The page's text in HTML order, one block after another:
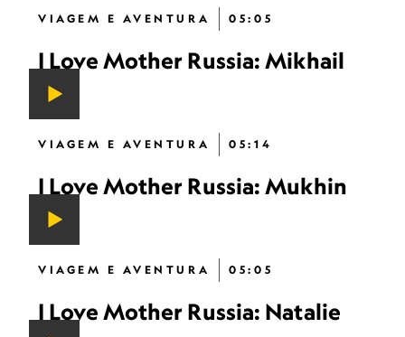
VIAGEM E AVENTURA 05:05
I Love Mother Russia: Mikhail
VIAGEM E AVENTURA 05:14
I Love Mother Russia: Mukhin
VIAGEM E AVENTURA 05:05
I Love Mother Russia: Natalie